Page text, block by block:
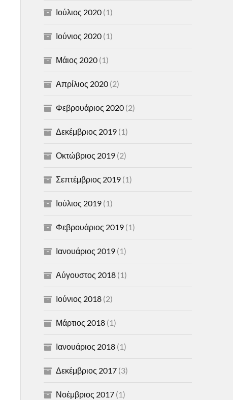
Ιούλιος 2020(1)
Ιούνιος 2020(1)
Μάιος 2020(1)
Απρίλιος 2020(2)
Φεβρουάριος 2020(2)
Δεκέμβριος 2019(1)
Οκτώβριος 2019(2)
Σεπτέμβριος 2019(1)
Ιούλιος 2019(1)
Φεβρουάριος 2019(1)
Ιανουάριος 2019(1)
Αύγουστος 2018(1)
Ιούνιος 2018(2)
Μάρτιος 2018(1)
Ιανουάριος 2018(1)
Δεκέμβριος 2017(3)
Νοέμβριος 2017(1)